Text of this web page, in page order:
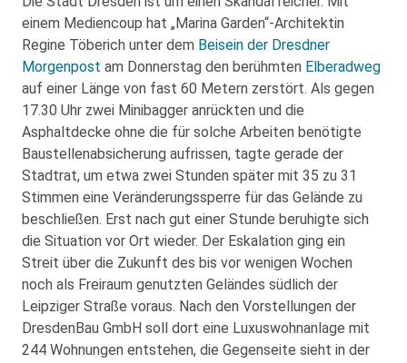
einem Mediencoup hat „Marina Garden“-Architektin
Regine Töberich unter dem Beisein der Dresdner
Morgenpost am Donnerstag den berühmten Elberadweg
auf einer Länge von fast 60 Metern zerstört. Als gegen
17.30 Uhr zwei Minibagger anrückten und die
Asphaltdecke ohne die für solche Arbeiten benötigte
Baustellenabsicherung aufrissen, tagte gerade der
Stadtrat, um etwa zwei Stunden später mit 35 zu 31
Stimmen eine Veränderungssperre für das Gelände zu
beschließen. Erst nach gut einer Stunde beruhigte sich
die Situation vor Ort wieder. Der Eskalation ging ein
Streit über die Zukunft des bis vor wenigen Wochen
noch als Freiraum genutzten Geländes südlich der
Leipziger Straße voraus. Nach den Vorstellungen der
DresdenBau GmbH soll dort eine Luxuswohnanlage mit
244 Wohnungen entstehen, die Gegenseite sieht in der